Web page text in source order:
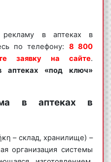
в аптеках объясняется
;
форматов;
на целевую
скидки.
эффективным
потока клиентов и
рекламу в аптеках в
по телефону: 8 800
заявку на сайте.
аптеках «под ключ»
в аптеках в
– склад, хранилище) –
организация системы